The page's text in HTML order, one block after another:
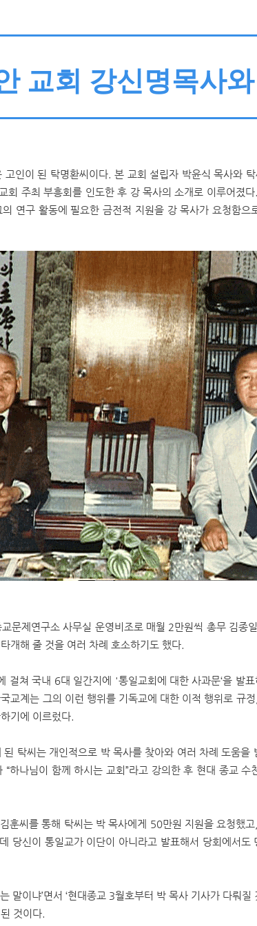
교회 강신명목사
고인이 된 탁명환씨이다. 본 교회 설립자 박윤식 목사와
회 주최 부흥회를 인도한 후 강 목사의 소개로 이루어졌
연구 활동에 필요한 금전적 지원을 강 목사가 요청함으
문제연구소 사무실 운영비조로 매월 2만원씩 총무 김종
개해 줄 것을 여러 차례 호소하기도 했다.
쳐 국내 6대 일간지에 '통일교회에 대한 사과문‘을 발
교계는 그의 이런 행위를 기독교에 대한 이적 행위로 규
기에 이르렀다.
된 탁씨는 개인적으로 박 목사를 찾아와 여러 차례 도움
“하나님이 함께 하시는 교회”라고 강의한 후 현대 종교
훈씨를 통해 탁씨는 박 목사에게 50만원 지원을 요청했
당신이 통일교가 이단이 아니라고 발표해서 당회에서도
말이냐’면서 ‘현대종교 3월호부터 박 목사 기사가 다뤄
것이다.